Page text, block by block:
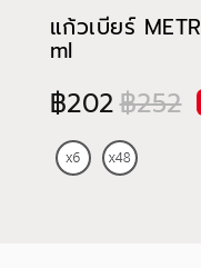
แก้วเบียร์
ml
฿202฿252